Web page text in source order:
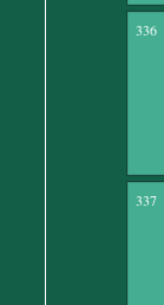
336
337